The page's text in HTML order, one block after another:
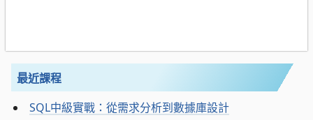
最近課程
SQL中級實戰：從需求分析到數據庫設計